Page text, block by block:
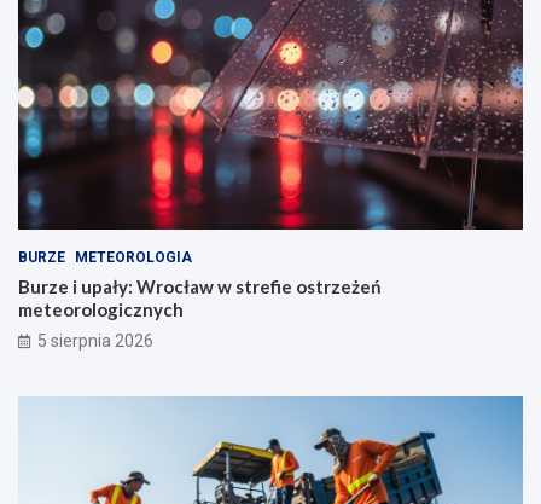
BURZE METEOROLOGIA
Burze i upały: Wrocław w strefie ostrzeżeń
meteorologicznych
5 sierpnia 2026